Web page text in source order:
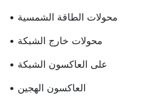
• محولات الطاقة الشمسية
• محولات خارج الشبكة
• على العاكسون الشبكة
• العاكسون الهجين